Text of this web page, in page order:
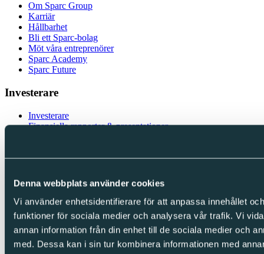
Denna webbplats använder cookies
Vi använder enhetsidentifierare för att anpassa innehållet
funktioner för sociala medier och analysera vår trafik. Vi
annan information från din enhet till de sociala medier och
med. Dessa kan i sin tur kombinera informationen med
Om Sparc Group
Karriär
Hållbarhet
Bli ett Sparc-bolag
Möt våra entreprenörer
Sparc Academy
Sparc Future
Investerare
Investerare
Finansiella rapporter & presentationer
IR-kontakt
Följ oss
LinkedIn
Facebook
Instagram
Integritet